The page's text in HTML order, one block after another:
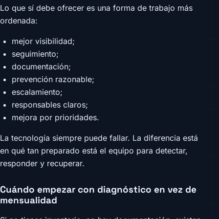
Lo que sí debe ofrecer es una forma de trabajo más
ordenada:
mejor visibilidad;
seguimiento;
documentación;
prevención razonable;
escalamiento;
responsables claros;
mejora por prioridades.
La tecnología siempre puede fallar. La diferencia está
en qué tan preparado está el equipo para detectar,
responder y recuperar.
Cuándo empezar con diagnóstico en vez de
mensualidad